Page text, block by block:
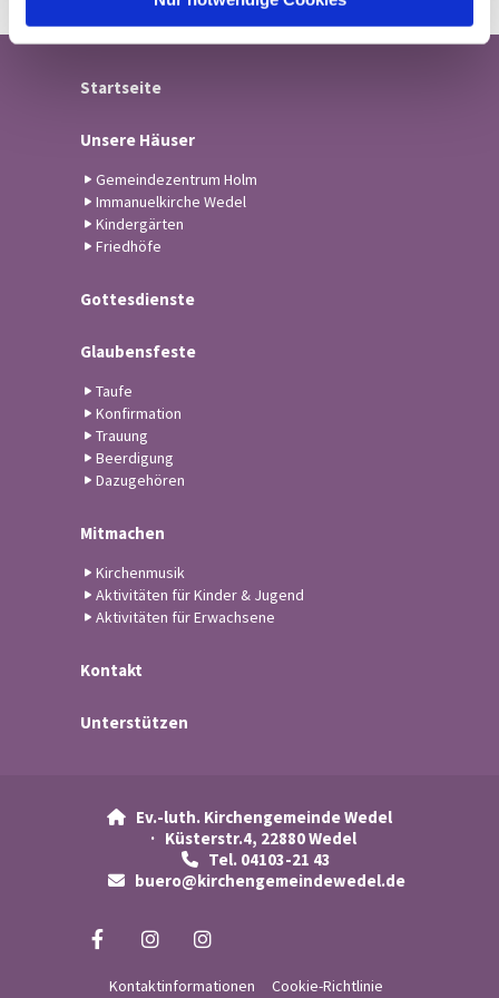
Startseite
Unsere Häuser
Gemeindezentrum Holm
Immanuelkirche Wedel
Kindergärten
Friedhöfe
Gottesdienste
Glaubensfeste
Taufe
Konfirmation
Trauung
Beerdigung
Dazugehören
Mitmachen
Kirchenmusik
Aktivitäten für Kinder & Jugend
Aktivitäten für Erwachsene
Kontakt
Unterstützen

Ev.-luth. Kirchengemeinde Wedel
· Küsterstr.4, 22880 Wedel
 Tel. 04103-21 43
buero@kirchengemeindewedel.de
Kontaktinformationen Cookie-Richtlinie